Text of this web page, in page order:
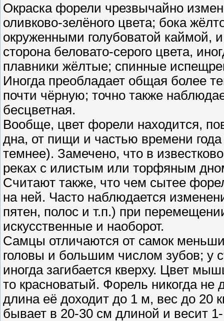
Окраска форели чрезвычайно
оливково-зелёного цвета; бока
окруженными голубоватой
сторона беловато-серого цвета,
плавники жёлтые; спинные
Иногда преобладает общая более
почти чёрную; точно также
бесцветная.
Вообще, цвет форели находится,
дна, от пищи и частью времени
темнее). Замечено, что в
реках с илистым или торфяным
Считают также, что чем сытее
на ней. Часто наблюдается
пятен, полос и т.п.) при
искусственные и наоборот.
Самцы отличаются от самок
головы и большим числом зубов; у
иногда загибается кверху. Цвет
то красноватый. Форель никогда не
длина её доходит до 1 м, вес до 20
бывает в 20-30 см длиной и весит 1-